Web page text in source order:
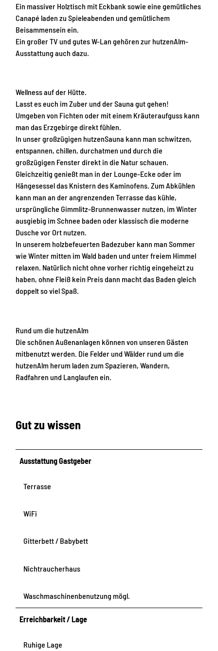
Ein massiver Holztisch mit Eckbank sowie eine gemütliches
Canapé laden zu Spieleabenden und gemütlichem
Beisammensein ein.
Ein großer TV und gutes W-Lan gehören zur hutzenAlm-
Ausstattung auch dazu.
Wellness auf der Hütte.
Lasst es euch im Zuber und der Sauna gut gehen!
Umgeben von Fichten oder mit einem Kräuteraufguss kann
man das Erzgebirge direkt fühlen.
In unser großzügigen hutzenSauna kann man schwitzen,
entspannen, chillen, durchatmen und durch die
großzügigen Fenster direkt in die Natur schauen.
Gleichzeitig genießt man in der Lounge-Ecke oder im
Hängesessel das Knistern des Kaminofens. Zum Abkühlen
kann man an der angrenzenden Terrasse das kühle,
ursprüngliche Gimmlitz-Brunnenwasser nutzen, im Winter
ausgiebig im Schnee baden oder klassisch die moderne
Dusche vor Ort nutzen.
In unserem holzbefeuerten Badezuber kann man Sommer
wie Winter mitten im Wald baden und unter freiem Himmel
relaxen. Natürlich nicht ohne vorher richtig eingeheizt zu
haben, ohne Fleiß kein Preis dann macht das Baden gleich
doppelt so viel Spaß.
Rund um die hutzenAlm
Die schönen Außenanlagen können von unseren Gästen
mitbenutzt werden. Die Felder und Wälder rund um die
hutzenAlm herum laden zum Spazieren, Wandern,
Radfahren und Langlaufen ein.
Gut zu wissen
Ausstattung Gastgeber
Terrasse
WiFi
Gitterbett / Babybett
Nichtraucherhaus
Waschmaschinenbenutzung mögl.
Erreichbarkeit / Lage
Ruhige Lage